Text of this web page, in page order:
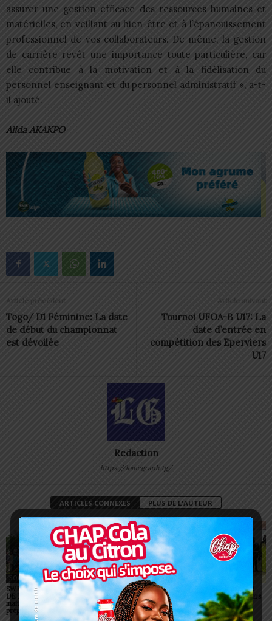
assurer une gestion efficace des ressources humaines et
matérielles, en veillant au bien-être et à l’épanouissement
professionnel de vos collaborateurs. De même, la gestion
de carrière revêt une importance toute particulière, car
elle contribue à la motivation et à la fidélisation du
personnel enseignant et du personnel administratif », a-t-
il ajouté.
Alida AKAKPO
Article précédent
Togo/ D1 Féminine: La date
de début du championnat
est dévoilée
Article suivant
Tournoi UFOA-B U17: La
date d’entrée en
compétition des Eperviers
U17
Redaction
https://lomegraph.tg/
ARTICLES CONNEXES PLUS DE L'AUTEUR
SOCIÉTÉ
SWEDD+ Togo / ECOLE
DE LA CHANCE : les
maitres-artisans se
préparent à transmettre
SOCIÉTÉ
Glory Night 2026: Sonnie
Badu fait chanter des
milliers de personnes à
Lomé
Vogan : AGRI-ESPOIR
récompense les meilleurs
talents